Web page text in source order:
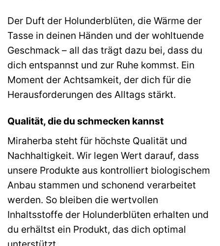
Der Duft der Holunderblüten, die Wärme der
Tasse in deinen Händen und der wohltuende
Geschmack – all das trägt dazu bei, dass du
dich entspannst und zur Ruhe kommst. Ein
Moment der Achtsamkeit, der dich für die
Herausforderungen des Alltags stärkt.
Qualität, die du schmecken kannst
Miraherba steht für höchste Qualität und
Nachhaltigkeit. Wir legen Wert darauf, dass
unsere Produkte aus kontrolliert biologischem
Anbau stammen und schonend verarbeitet
werden. So bleiben die wertvollen
Inhaltsstoffe der Holunderblüten erhalten und
du erhältst ein Produkt, das dich optimal